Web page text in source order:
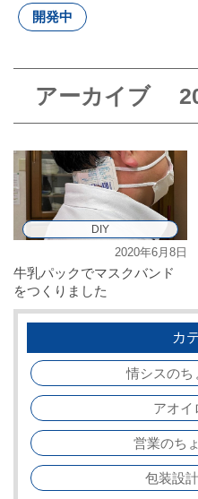
開発中
アーカイブ
DIY
2020年6月8日
牛乳パックでマスクバンド
をつくりました
カ
情シスのち
アオイ
営業のち
包装設